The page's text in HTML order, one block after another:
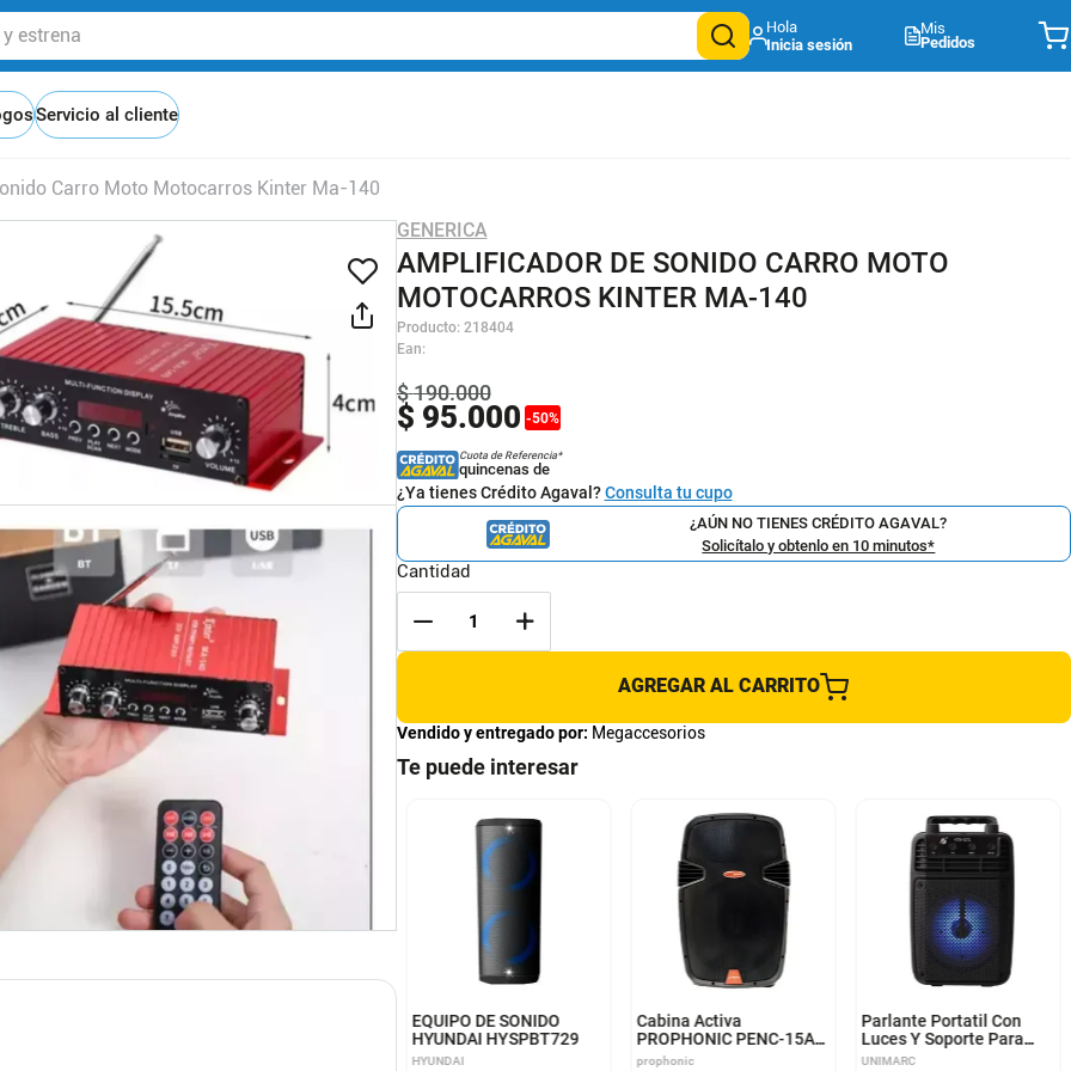
Mis
Pedidos
Servicio al cliente
Carro Moto Motocarros Kinter Ma-140
GENERICA
AMPLIFICADOR DE SONIDO CARRO MOTO
MOTOCARROS KINTER MA-140
Producto: 218404
Ean:
$ 95.000 -50%
$190.000
Cuota de Referencia*
quincenas de
¿Ya tienes Crédito Agaval?Consulta tu cupo
¿AÚN NO TIENES CRÉDITO AGAVAL?
Solicítalo y obtenlo en 10 minutos*
Cantidad
AGREGAR AL CARRITO
Vendido y entregado por: Megaccesorios
Te puede interesar
Inalambrico con
Recargable y
FM
Parlante Portatil Diseño
Moderno
UNIMARC
EQUIPO DE SONIDO
HYUNDAI HYSPBT729
HYUNDAI
Cabina Activa
PROPHONIC PENC-15A
1200W 15
prophonic
Parlante Portatil Con
Luces Y Soporte Para
Celular
UNIMARC